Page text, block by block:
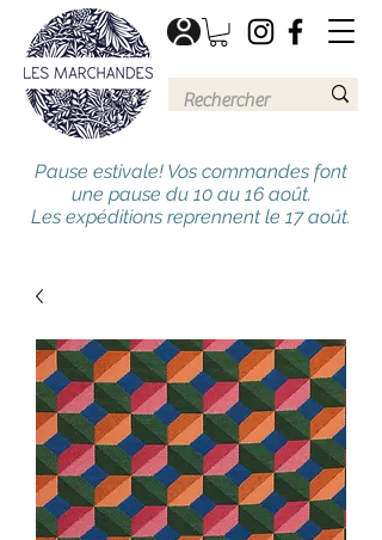
Pause estivale! Vos commandes font
une pause du 10 au 16 août.
Les expéditions reprennent le 17 août.